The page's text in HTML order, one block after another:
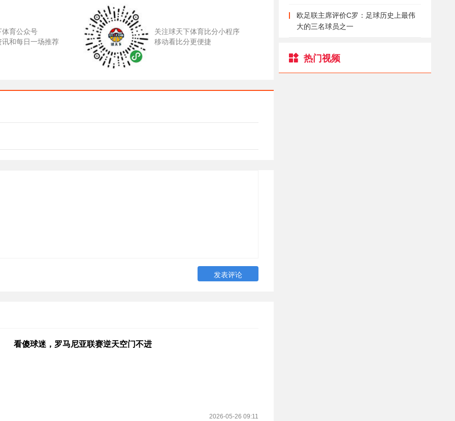
体育公众号
讯和每日一场推荐
关注球天下体育比分小程序
移动看比分更便捷
看傻球迷，罗马尼亚联赛逆天空门不进
2026-05-26 09:11
欧足联主席评价C罗：足球历史上最伟
大的三名球员之一
热门视频